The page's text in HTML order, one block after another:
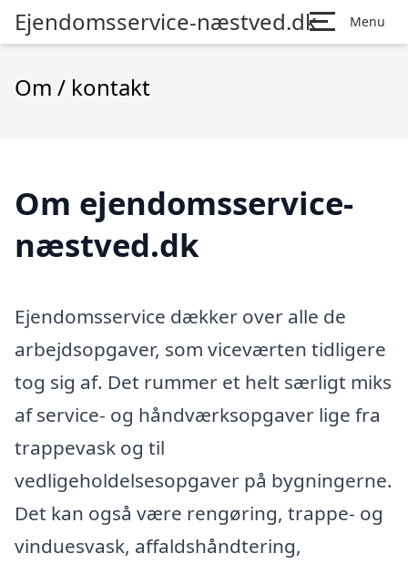
Ejendomsservice-næstved.dk Menu
Om / kontakt
Om ejendomsservice-
næstved.dk
Ejendomsservice dækker over alle de
arbejdsopgaver, som viceværten tidligere
tog sig af. Det rummer et helt særligt miks
af service- og håndværksopgaver lige fra
trappevask og til
vedligeholdelsesopgaver på bygningerne.
Det kan også være rengøring, trappe- og
vinduesvask, affaldshåndtering,